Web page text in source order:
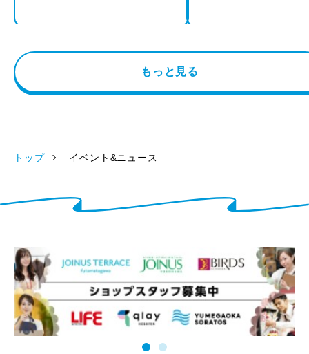
もっと見る
トップ イベント&ニュース